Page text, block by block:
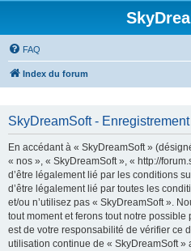
FAQ
Index du forum
SkyDreamSoft - Enregistrement
En accédant à « SkyDreamSoft »
« nos », « SkyDreamSoft », « http://
d’être légalement lié par les conditions
d’être légalement lié par toutes les
et/ou n’utilisez pas « SkyDreamSoft ».
tout moment et ferons tout notre possible
est de votre responsabilité de vérifier ce
utilisation continue de « SkyDreamSoft »